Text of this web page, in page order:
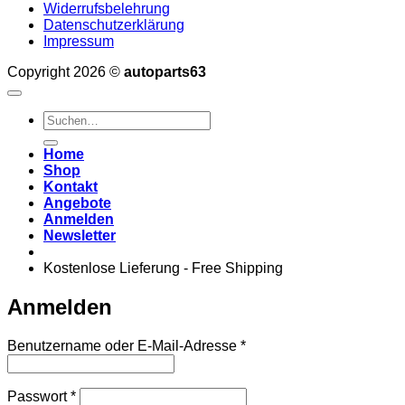
Widerrufsbelehrung
Datenschutzerklärung
Impressum
Copyright 2026 © autoparts63
Suchen
nach:
Home
Shop
Kontakt
Angebote
Anmelden
Newsletter
Kostenlose Lieferung - Free Shipping
Anmelden
Benutzername oder E-Mail-Adresse *Erforderlich
Passwort*Erforderlich